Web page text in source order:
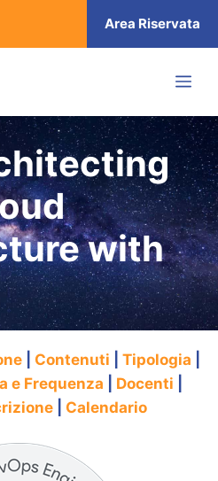
Area Riservata
with
Contenuti Tipologia
e Frequenza Docenti
Calendario